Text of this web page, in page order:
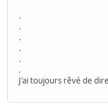
.
.
.
.
.
.
J'ai toujours rêvé de